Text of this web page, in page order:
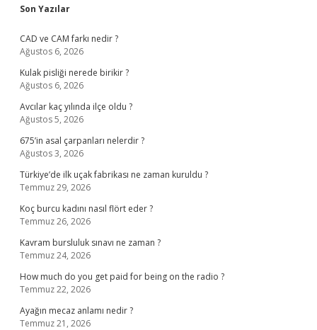
Sidebar
Son Yazılar
CAD ve CAM farkı nedir ?
Ağustos 6, 2026
Kulak pisliği nerede birikir ?
Ağustos 6, 2026
Avcılar kaç yılında ilçe oldu ?
Ağustos 5, 2026
675’in asal çarpanları nelerdir ?
Ağustos 3, 2026
Türkiye’de ilk uçak fabrikası ne zaman kuruldu ?
Temmuz 29, 2026
Koç burcu kadını nasıl flört eder ?
Temmuz 26, 2026
Kavram bursluluk sınavı ne zaman ?
Temmuz 24, 2026
How much do you get paid for being on the radio ?
Temmuz 22, 2026
Ayağın mecaz anlamı nedir ?
Temmuz 21, 2026